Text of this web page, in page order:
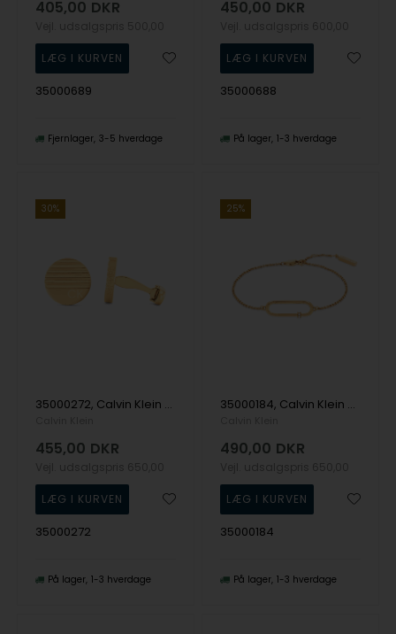
405,00 DKR
35000689
Fjernlager 3-5 hverdage
450,00 DKR
35000688
På lager 1-3 hverdage
30%
35000272, Calvin Klein Circuit Cufflinks Manchetknapper
455,00 DKR
35000272
På lager 1-3 hverdage
25%
35000184, Calvin Klein Elongated Oval Bracelet Armbånd
490,00 DKR
35000184
På lager 1-3 hverdage